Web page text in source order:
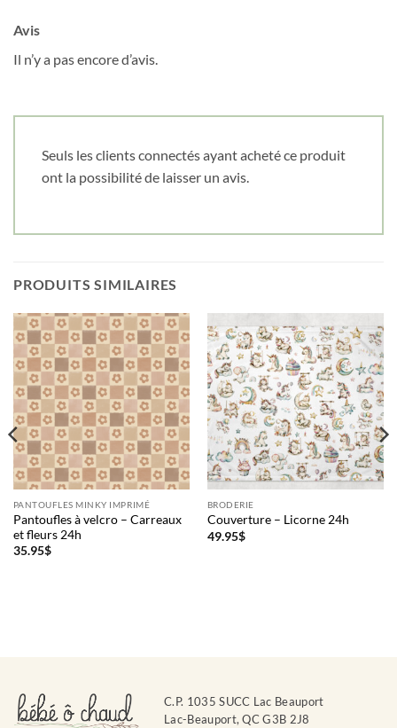
Avis
Il n’y a pas encore d’avis.
Seuls les clients connectés ayant acheté ce produit
ont la possibilité de laisser un avis.
PRODUITS SIMILAIRES
PANTOUFLES MINKY IMPRIMÉ
Pantoufles à velcro – Carreaux
et fleurs 24h
35.95$
BRODERIE
Couverture – Licorne 24h
49.95$
C.P. 1035 SUCC Lac Beauport
Lac-Beauport, QC G3B 2J8
Cliquez ici pour obtenir votre 10%